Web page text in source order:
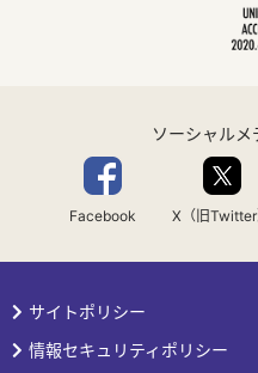
ソーシャルメ
Facebook X（旧Twitter
サイトポリシー
情報セキュリティポリシー